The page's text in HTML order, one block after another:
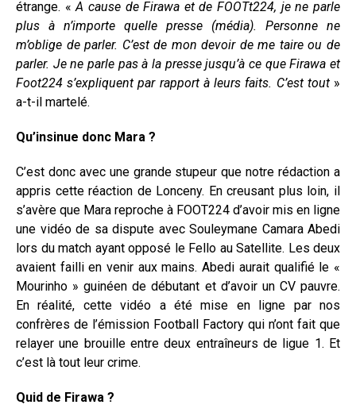
étrange. «A cause de Firawa et de FOOTt224, je ne parle
plus à n’importe quelle presse (média). Personne ne
m’oblige de parler. C’est de mon devoir de me taire ou de
parler. Je ne parle pas à la presse jusqu’à ce que Firawa et
Foot224 s’expliquent par rapport à leurs faits. C’est tout »
a-t-il martelé.
Qu’insinue donc Mara ?
C’est donc avec une grande stupeur que notre rédaction a
appris cette réaction de Lonceny. En creusant plus loin, il
s’avère que Mara reproche à FOOT224 d’avoir mis en ligne
une vidéo de sa dispute avec Souleymane Camara Abedi
lors du match ayant opposé le Fello au Satellite. Les deux
avaient failli en venir aux mains. Abedi aurait qualifié le «
Mourinho » guinéen de débutant et d’avoir un CV pauvre.
En réalité, cette vidéo a été mise en ligne par nos
confrères de l’émission Football Factory qui n’ont fait que
relayer une brouille entre deux entraîneurs de ligue 1. Et
c’est là tout leur crime.
Quid de Firawa ?